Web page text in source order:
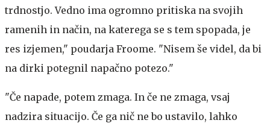
trdnostjo. Vedno ima ogromno pritiska na svojih
ramenih in način, na katerega se s tem spopada, je
res izjemen," poudarja Froome. "Nisem še videl, da bi
na dirki potegnil napačno potezo."
"Če napade, potem zmaga. In če ne zmaga, vsaj
nadzira situacijo. Če ga nič ne bo ustavilo, lahko